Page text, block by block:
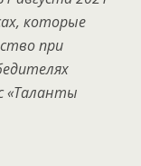
которые
при
«Таланты